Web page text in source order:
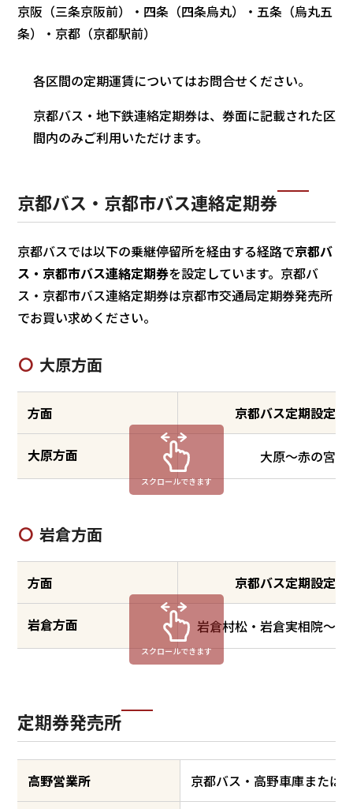
京阪（三条京阪前）・四条（四条烏丸）・五条（烏丸五
条）・京都（京都駅前）
各区間の定期運賃についてはお問合せください。
京都バス・地下鉄連絡定期券は、券面に記載された区
間内のみご利用いただけます。
京都バス・京都市バス連絡定期券
京都バスでは以下の乗継停留所を経由する経路で京都バ
ス・京都市バス連絡定期券を設定しています。京都バ
ス・京都市バス連絡定期券は京都市交通局定期券発売所
でお買い求めください。
大原方面
方面 京都バス定期設定可
大原方面 大原～赤の宮発
スクロールできます
岩倉方面
方面 京都バス定期設定可
岩倉方面 岩倉村松・岩倉実相院～
スクロールできます
定期券発売所
高野営業所 京都バス・高野車庫また